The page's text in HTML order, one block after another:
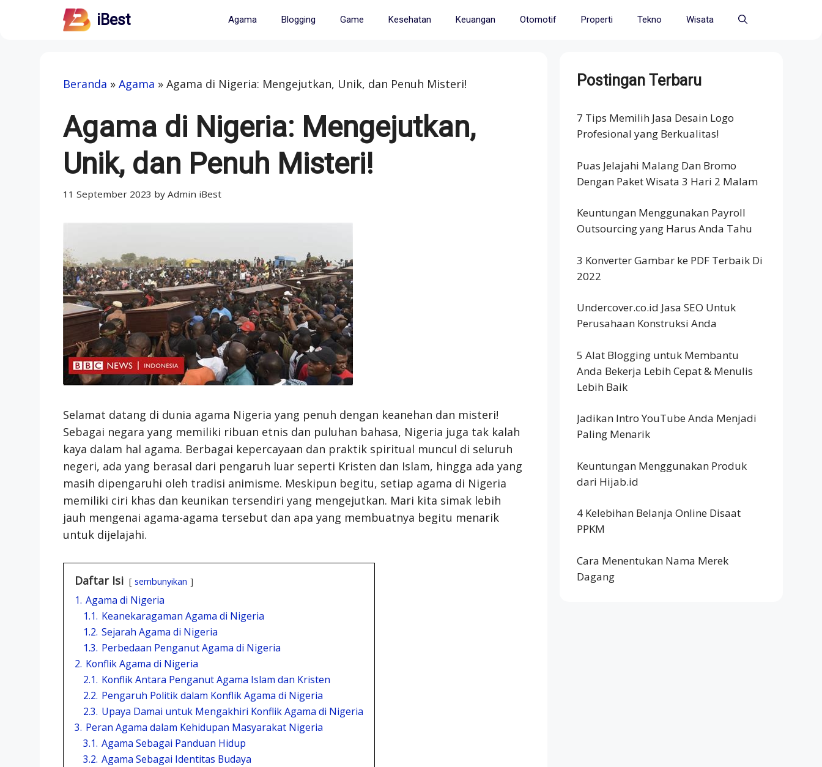
iBest Agama Blogging Game Kesehatan Keuangan Otomotif Properti Tekno Wisata
Beranda » Agama » Agama di Nigeria: Mengejutkan, Unik, dan Penuh Misteri!
Agama di Nigeria: Mengejutkan,
Unik, dan Penuh Misteri!
11 September 2023 by Admin iBest
Selamat datang di dunia agama Nigeria yang penuh dengan keanehan dan misteri!
Sebagai negara yang memiliki ribuan etnis dan puluhan bahasa, Nigeria juga tak kalah
kaya dalam hal agama. Berbagai kepercayaan dan praktik spiritual muncul di seluruh
negeri, ada yang berasal dari pengaruh luar seperti Kristen dan Islam, hingga ada yang
masih dipengaruhi oleh tradisi animisme. Meskipun begitu, setiap agama di Nigeria
memiliki ciri khas dan keunikan tersendiri yang mengejutkan. Mari kita simak lebih
jauh mengenai agama-agama tersebut dan apa yang membuatnya begitu menarik
untuk dijelajahi.
Daftar Isi sembunyikan
1. Agama di Nigeria
1.1. Keanekaragaman Agama di Nigeria
1.2. Sejarah Agama di Nigeria
1.3. Perbedaan Penganut Agama di Nigeria
2. Konflik Agama di Nigeria
2.1. Konflik Antara Penganut Agama Islam dan Kristen
2.2. Pengaruh Politik dalam Konflik Agama di Nigeria
2.3. Upaya Damai untuk Mengakhiri Konflik Agama di Nigeria
3. Peran Agama dalam Kehidupan Masyarakat Nigeria
3.1. Agama Sebagai Panduan Hidup
3.2. Agama Sebagai Identitas Budaya
Postingan Terbaru
7 Tips Memilih Jasa Desain Logo
Profesional yang Berkualitas!
Puas Jelajahi Malang Dan Bromo
Dengan Paket Wisata 3 Hari 2 Malam
Keuntungan Menggunakan Payroll
Outsourcing yang Harus Anda Tahu
3 Konverter Gambar ke PDF Terbaik Di
2022
Undercover.co.id Jasa SEO Untuk
Perusahaan Konstruksi Anda
5 Alat Blogging untuk Membantu
Anda Bekerja Lebih Cepat & Menulis
Lebih Baik
Jadikan Intro YouTube Anda Menjadi
Paling Menarik
Keuntungan Menggunakan Produk
dari Hijab.id
4 Kelebihan Belanja Online Disaat
PPKM
Cara Menentukan Nama Merek
Dagang